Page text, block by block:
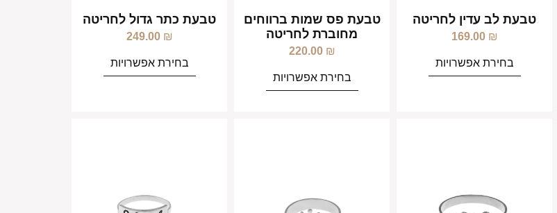
טבעת לב עדין לחריטה
169.00 ₪
בחירת אפשרויות
טבעת פס שמות ברווחים
מחוברת לחריטה
220.00 ₪
בחירת אפשרויות
טבעת כתר גדול לחריטה
249.00 ₪
בחירת אפשרויות